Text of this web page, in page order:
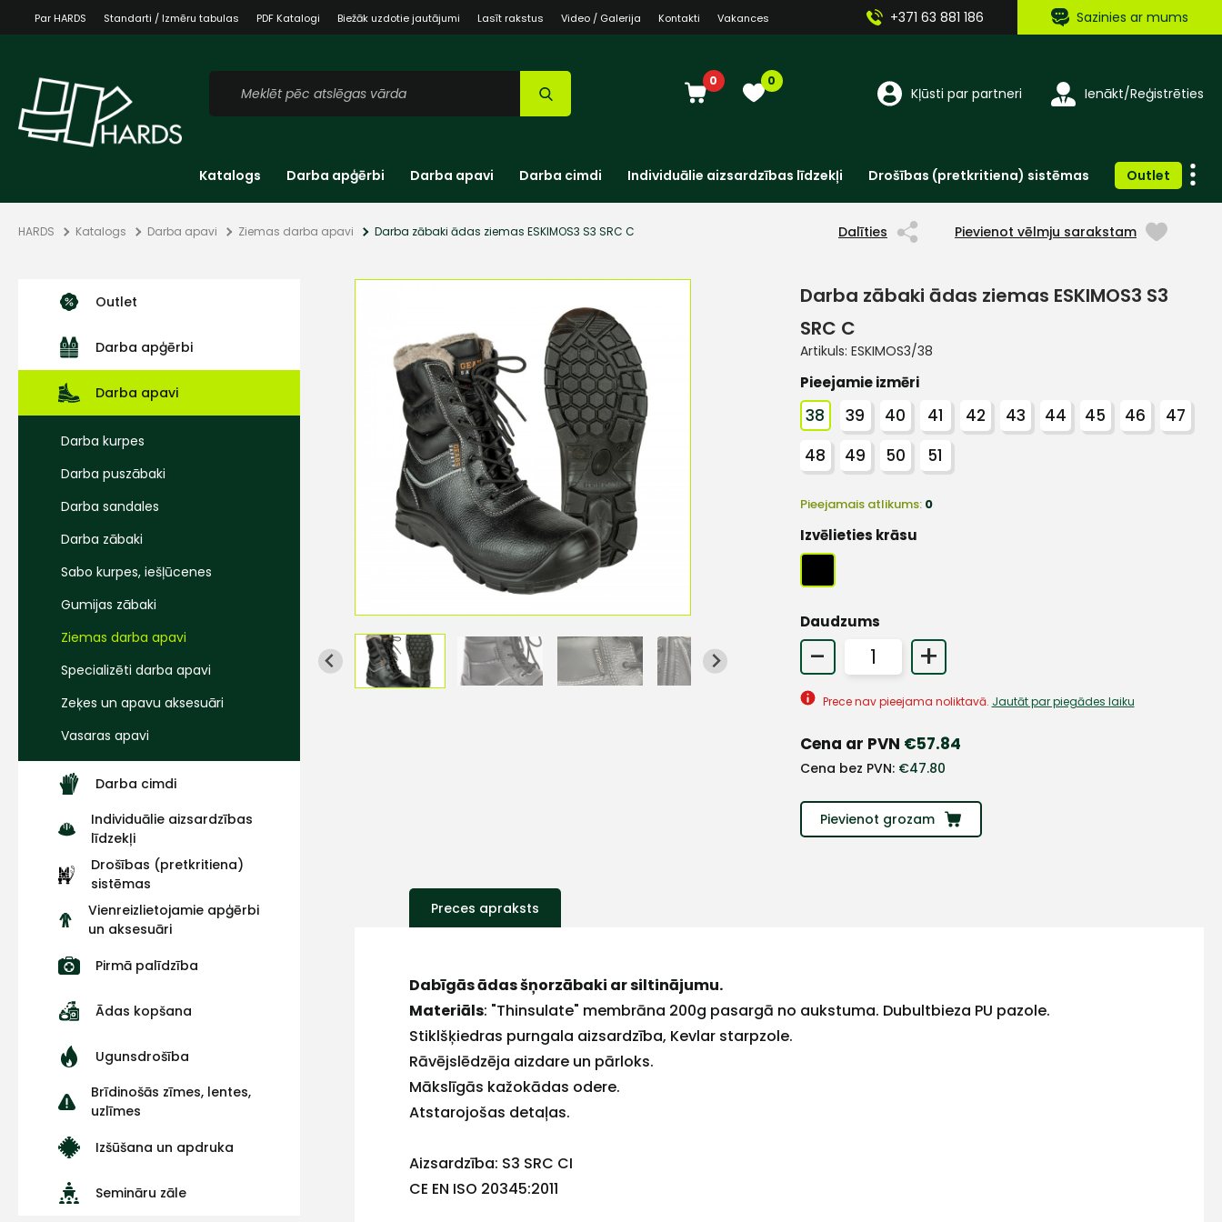
Par HARDS Standarti / Izmēru tabulas PDF Katalogi Biežāk uzdotie jautājumi Lasīt rakstus Video / Galerija Kontakti Vakances +371 63 881 186 Sazinies ar mums
0 0
Kļūsti par partneri Ienākt/Reģistrēties
Katalogs Darba apģērbi Darba apavi Darba cimdi Individuālie aizsardzības līdzekļi Drošības (pretkritiena) sistēmas Outlet
HARDS Katalogs Darba apavi Ziemas darba apavi Darba zābaki ādas ziemas ESKIMOS3 S3 SRC C Dalīties Pievienot vēlmju sarakstam
Outlet
Darba apģērbi
Darba apavi
Darba kurpes
Darba puszābaki
Darba sandales
Darba zābaki
Sabo kurpes, iešļūcenes
Gumijas zābaki
Ziemas darba apavi
Specializēti darba apavi
Zeķes un apavu aksesuāri
Vasaras apavi
Darba cimdi
Individuālie aizsardzības
līdzekļi
Drošības (pretkritiena)
sistēmas
Vienreizlietojamie apģērbi
un aksesuāri
Pirmā palīdzība
Ādas kopšana
Ugunsdrošība
Brīdinošās zīmes, lentes,
uzlīmes
Izšūšana un apdruka
Semināru zāle
Darba zābaki ādas ziemas ESKIMOS3 S3
SRC C
Artikuls: ESKIMOS3/38
Pieejamie izmēri
38 39 40 41 42 43 44 45 46
47
48
49 50 51
Pieejamais atlikums: 0
Izvēlieties krāsu
Daudzums
- +
Prece nav pieejama noliktavā. Jautāt par piegādes laiku
Cena ar PVN €57.84
Cena bez PVN: €47.80
Pievienot grozam
Preces apraksts
Dabīgās ādas šņorzābaki ar siltinājumu.
Materiāls: "Thinsulate" membrāna 200g pasargā no aukstuma. Dubultbieza PU pazole.
Stiklšķiedras purngala aizsardzība, Kevlar starpzole.
Rāvējslēdzēja aizdare un pārloks.
Mākslīgās kažokādas odere.
Atstarojošas detaļas.
Aizsardzība: S3 SRC CI
CE EN ISO 20345:2011
Sazinies
+